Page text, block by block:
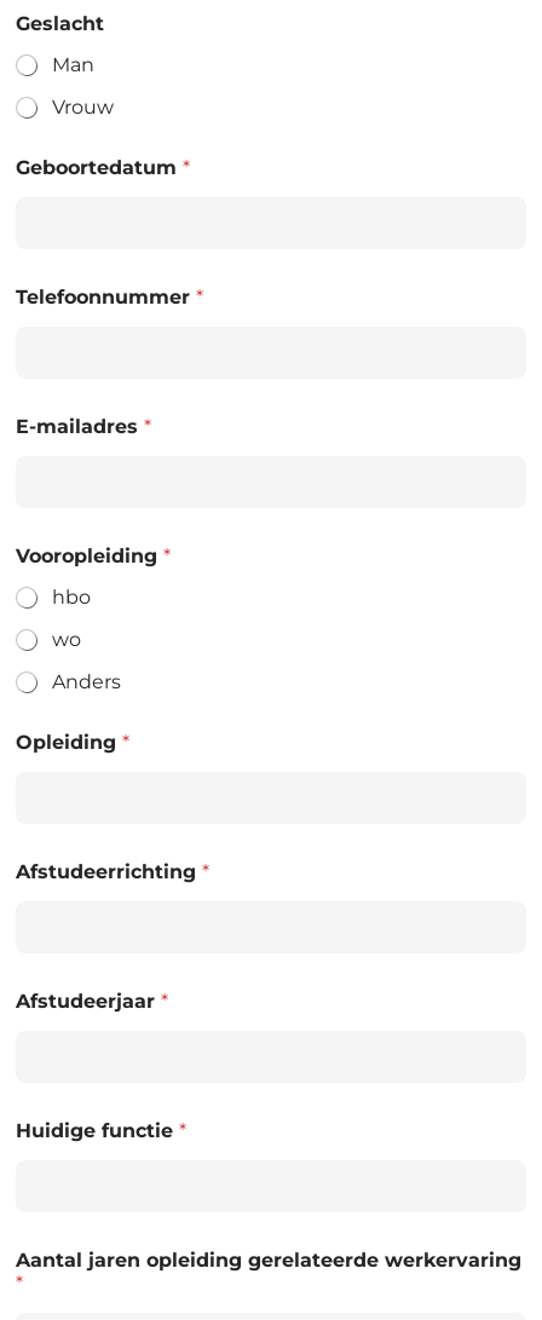
Geslacht
Man
Vrouw
Geboortedatum *
Telefoonnummer *
E-mailadres *
Vooropleiding *
hbo
wo
Anders
Opleiding *
Afstudeerrichting *
Afstudeerjaar *
Huidige functie *
Aantal jaren opleiding gerelateerde werkervaring
*